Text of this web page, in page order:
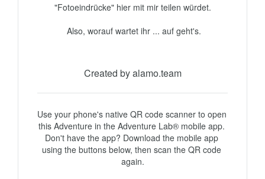
"Fotoeindrücke" hier mit mir teilen würdet.
Created by alamo.team
Use your phone's native QR code scanner to open
this Adventure in the Adventure Lab® mobile app.
Don't have the app? Download the mobile app
using the buttons below, then scan the QR code
again.